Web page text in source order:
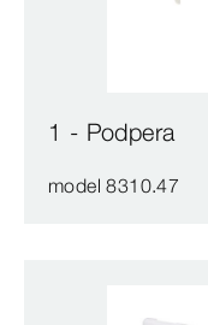
1 - Podpera
model 8310.47